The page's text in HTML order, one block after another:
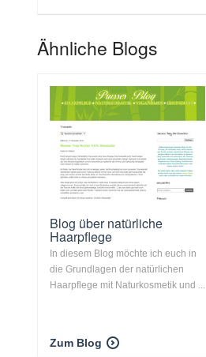
Ähnliche Blogs
Blog über natürliche
Haarpflege
In diesem Blog möchte ich euch in
die Grundlagen der natürlichen
Haarpflege mit Naturkosmetik und ...
Zum Blog